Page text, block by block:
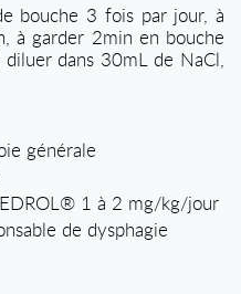
bouche 3 fois par jour, à
à garder 2min en bouche
dans 30mL de NaCl,
générale
1 à 2 mg/kg/jour
de dysphagie